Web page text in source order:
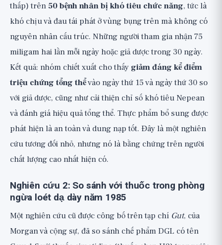
thấp) trên 50 bệnh nhân bị khó tiêu chức năng, tức là
khó chịu và đau tái phát ở vùng bụng trên mà không có
nguyên nhân cấu trúc. Những người tham gia nhận 75
miligam hai lần mỗi ngày hoặc giả dược trong 30 ngày.
Kết quả: nhóm chiết xuất cho thấy giảm đáng kể điểm
triệu chứng tổng thểvào ngày thứ 15 và ngày thứ 30 so
với giả dược, cũng như cải thiện chỉ số khó tiêu Nepean
và đánh giá hiệu quả tổng thể. Thực phẩm bổ sung được
phát hiện là an toàn và dung nạp tốt. Đây là một nghiên
cứu tương đối nhỏ, nhưng nó là bằng chứng trên người
chất lượng cao nhất hiện có.
Nghiên cứu 2: So sánh với thuốc trong phòng
ngừa loét dạ dày năm 1985
Một nghiên cứu cũ được công bố trên tạp chí Gut, của
Morgan và cộng sự, đã so sánh chế phẩm DGL có tên